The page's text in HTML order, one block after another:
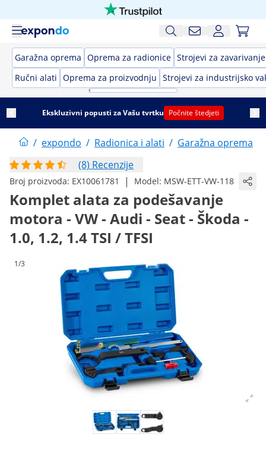
Garažna oprema Oprema za radionice Strojevi za zavarivanje
Ručni alati Oprema za proizvodnju Strojevi za industrijsko
Ekskluzivni popusti za Vašu tvrtku Počnite štedjeti
/ expondo / Radionica i alati / Garažna oprema
(8) Recenzije
Broj proizvoda: EX10061781 | Model: MSW-ETT-VW-118
Komplet alata za podešavanje
motora - VW - Audi - Seat - Škoda -
1.0, 1.2, 1.4 TSI / TFSI
1/3